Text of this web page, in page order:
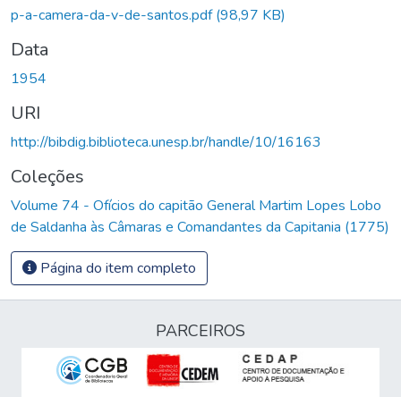
p-a-camera-da-v-de-santos.pdf(98,97 KB)
Data
1954
URI
http://bibdig.biblioteca.unesp.br/handle/10/16163
Coleções
Volume 74 - Ofícios do capitão General Martim Lopes Lobo
de Saldanha às Câmaras e Comandantes da Capitania (1775)
Página do item completo
PARCEIROS